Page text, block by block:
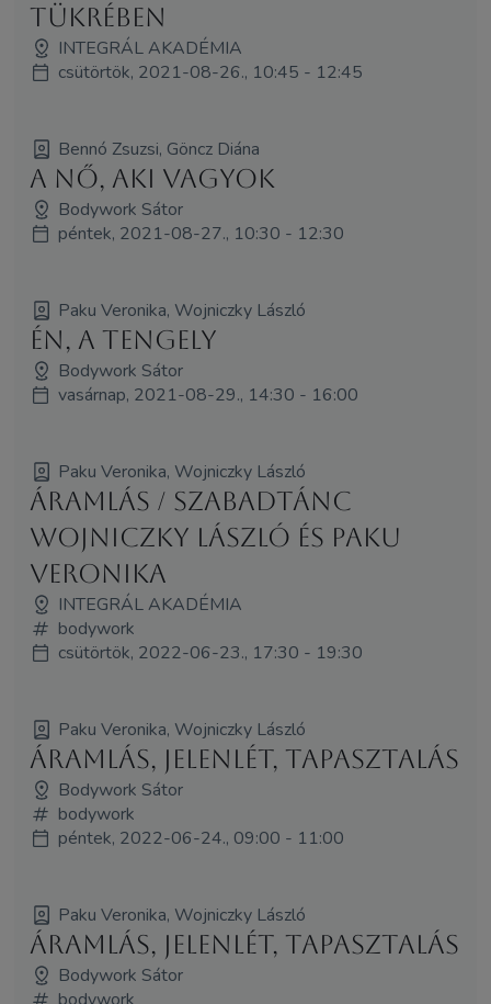
tükrében
INTEGRÁL AKADÉMIA
csütörtök, 2021-08-26., 10:45 - 12:45
Bennó Zsuzsi, Göncz Diána
A nő, aki Vagyok
Bodywork Sátor
péntek, 2021-08-27., 10:30 - 12:30
Paku Veronika, Wojniczky László
Én, a tengely
Bodywork Sátor
vasárnap, 2021-08-29., 14:30 - 16:00
Paku Veronika, Wojniczky László
Áramlás / Szabadtánc
Wojniczky László és Paku
Veronika
INTEGRÁL AKADÉMIA
bodywork
csütörtök, 2022-06-23., 17:30 - 19:30
Paku Veronika, Wojniczky László
Áramlás, jelenlét, tapasztalás
Bodywork Sátor
bodywork
péntek, 2022-06-24., 09:00 - 11:00
Paku Veronika, Wojniczky László
Áramlás, jelenlét, tapasztalás
Bodywork Sátor